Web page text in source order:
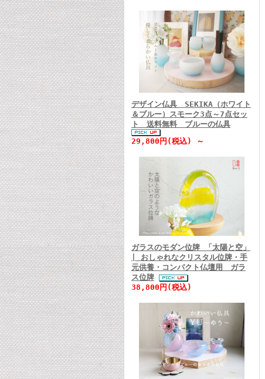
デザイン仏具 SEKIKA（ホワイト
＆ブルー）スモーク3点～7点セッ
ト 送料無料 ブルーの仏具
29,800円(税込) ～
ガラスのモダン位牌 「太陽と空」
| おしゃれなクリスタル位牌・手
元供養・コンパクト仏壇用 ガラ
ス位牌
38,800円(税込)